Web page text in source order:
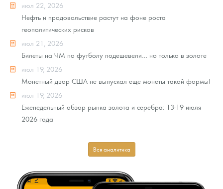
июл 22, 2026
Нефть и продовольствие растут на фоне роста
геополитических рисков
июл 21, 2026
Билеты на ЧМ по футболу подешевели… но только в золоте
июл 19, 2026
Монетный двор США не выпускал еще монеты такой формы!
июл 19, 2026
Еженедельный обзор рынка золота и серебра: 13-19 июля
2026 года
Вся аналитика